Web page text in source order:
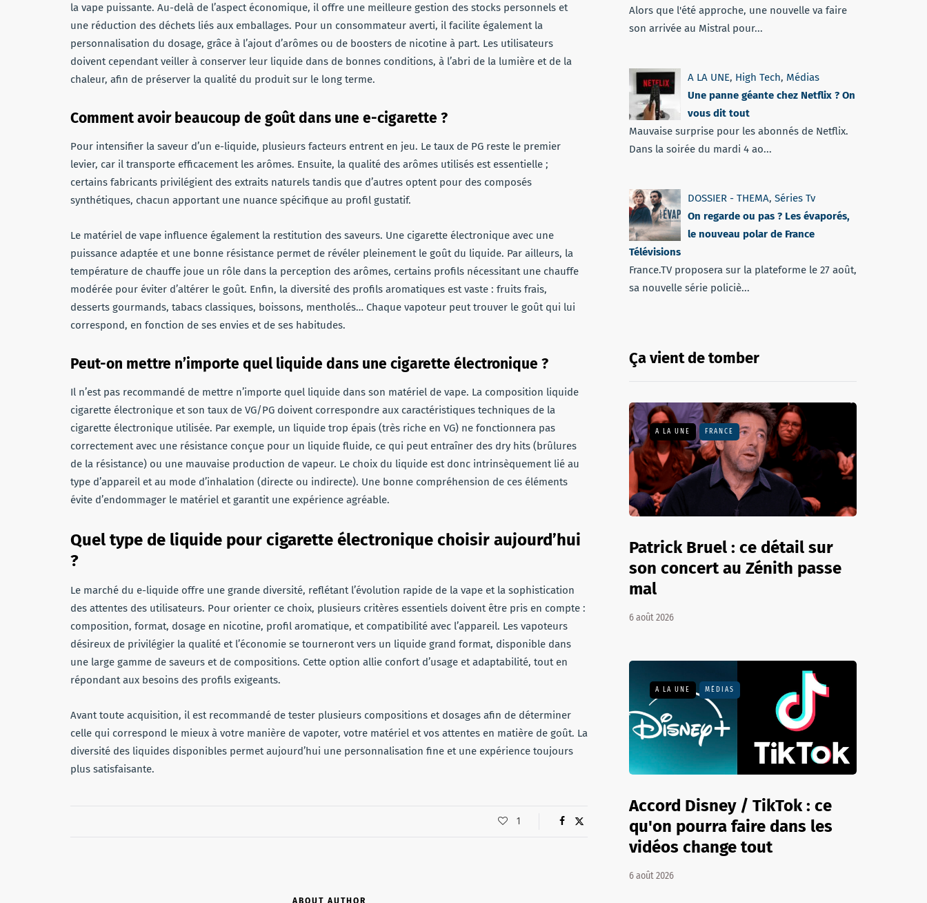
la vape puissante. Au-delà de l’aspect économique, il offre une meilleure gestion des stocks personnels et
une réduction des déchets liés aux emballages. Pour un consommateur averti, il facilite également la
personnalisation du dosage, grâce à l’ajout d’arômes ou de boosters de nicotine à part. Les utilisateurs
doivent cependant veiller à conserver leur liquide dans de bonnes conditions, à l’abri de la lumière et de la
chaleur, afin de préserver la qualité du produit sur le long terme.
Comment avoir beaucoup de goût dans une e-cigarette ?
Pour intensifier la saveur d’un e-liquide, plusieurs facteurs entrent en jeu. Le taux de PG reste le premier
levier, car il transporte efficacement les arômes. Ensuite, la qualité des arômes utilisés est essentielle ;
certains fabricants privilégient des extraits naturels tandis que d’autres optent pour des composés
synthétiques, chacun apportant une nuance spécifique au profil gustatif.
Le matériel de vape influence également la restitution des saveurs. Une cigarette électronique avec une
puissance adaptée et une bonne résistance permet de révéler pleinement le goût du liquide. Par ailleurs, la
température de chauffe joue un rôle dans la perception des arômes, certains profils nécessitant une chauffe
modérée pour éviter d’altérer le goût. Enfin, la diversité des profils aromatiques est vaste : fruits frais,
desserts gourmands, tabacs classiques, boissons, mentholés… Chaque vapoteur peut trouver le goût qui lui
correspond, en fonction de ses envies et de ses habitudes.
Peut-on mettre n’importe quel liquide dans une cigarette électronique ?
Il n’est pas recommandé de mettre n’importe quel liquide dans son matériel de vape. La composition liquide
cigarette électronique et son taux de VG/PG doivent correspondre aux caractéristiques techniques de la
cigarette électronique utilisée. Par exemple, un liquide trop épais (très riche en VG) ne fonctionnera pas
correctement avec une résistance conçue pour un liquide fluide, ce qui peut entraîner des dry hits (brûlures
de la résistance) ou une mauvaise production de vapeur. Le choix du liquide est donc intrinsèquement lié au
type d’appareil et au mode d’inhalation (directe ou indirecte). Une bonne compréhension de ces éléments
évite d’endommager le matériel et garantit une expérience agréable.
Quel type de liquide pour cigarette électronique choisir aujourd’hui
?
Le marché du e-liquide offre une grande diversité, reflétant l’évolution rapide de la vape et la sophistication
des attentes des utilisateurs. Pour orienter ce choix, plusieurs critères essentiels doivent être pris en compte :
composition, format, dosage en nicotine, profil aromatique, et compatibilité avec l’appareil. Les vapoteurs
désireux de privilégier la qualité et l’économie se tourneront vers un liquide grand format, disponible dans
une large gamme de saveurs et de compositions. Cette option allie confort d’usage et adaptabilité, tout en
répondant aux besoins des profils exigeants.
Avant toute acquisition, il est recommandé de tester plusieurs compositions et dosages afin de déterminer
celle qui correspond le mieux à votre manière de vapoter, votre matériel et vos attentes en matière de goût. La
diversité des liquides disponibles permet aujourd’hui une personnalisation fine et une expérience toujours
plus satisfaisante.
1
ABOUT AUTHOR
Alors que l'été approche, une nouvelle va faire
son arrivée au Mistral pour...
A LA UNE, High Tech, Médias
Une panne géante chez Netflix ? On
vous dit tout
Mauvaise surprise pour les abonnés de Netflix.
Dans la soirée du mardi 4 ao...
DOSSIER - THEMA, Séries Tv
On regarde ou pas ? Les évaporés,
le nouveau polar de France
Télévisions
France.TV proposera sur la plateforme le 27 août,
sa nouvelle série policiè...
Ça vient de tomber
A LA UNE FRANCE
Patrick Bruel : ce détail sur
son concert au Zénith passe
mal
6 août 2026
A LA UNE MÉDIAS
Accord Disney / TikTok : ce
qu'on pourra faire dans les
vidéos change tout
6 août 2026